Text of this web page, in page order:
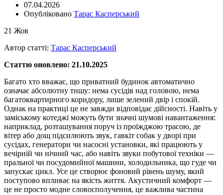
07.04.2026
Опубліковано Тарас Касперський
21 Жов
Автор статті: Тарас Касперський
Статтю оновлено: 21.10.2025
Багато хто вважає, що приватний будинок автоматично
означає абсолютну тишу: нема сусідів над головою, нема
багатоквартирного коридору, лише зелений двір і спокій.
Однак на практиці це не завжди відповідає дійсності. Навіть у
заміському котеджі можуть бути значні шумові навантаження:
наприклад, розташування поруч із проїжджою трасою, де
вітер або дощ підсилюють звук, гавкіт собак у дворі при
сусідах, генератори чи насосні установки, які працюють у
вечірній чи нічний час, або навіть звуки побутової техніки —
пральної чи посудомийної машини, холодильника, що гуде чи
запускає цикл. Усе це створює фоновий рівень шуму, який
поступово впливає на якість життя. Акустичний комфорт —
це не просто модне словосполучення, це важлива частина